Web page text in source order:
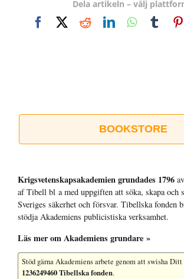
Dela artikeln – välj
FacebookRedditLinkedInWhatsApp
BOOKSTORE
Krigsvetenskap­sakademien grundades 1796
af Tibell bl a med uppgiften att söka, skapa och
Sveriges säkerhet och försvar. Tibellska fonden
stödja Akademiens publicistiska verksamhet.
Läs mer om Akademiens grundare »
Stöd gärna Akademiens arbete genom att swisha
1236249460 Tibellska fonden.